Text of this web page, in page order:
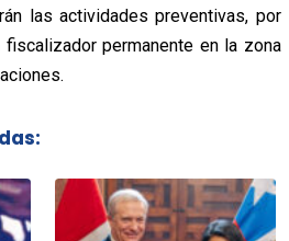
las actividades preventivas, por
permanente en la zona